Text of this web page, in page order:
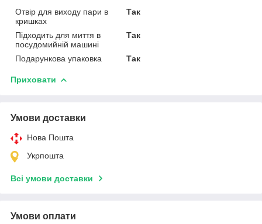
Отвір для виходу пари в
кришках
Так
Підходить для миття в
посудомийній машині
Так
Подарункова упаковка Так
Приховати
Умови доставки
Нова Пошта
Укрпошта
Всі умови доставки
Умови оплати